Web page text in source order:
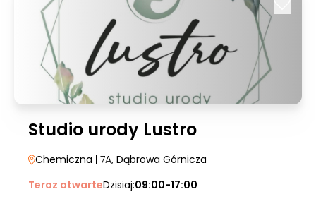
Studio urody Lustro
Chemiczna | 7A, Dąbrowa Górnicza
Teraz otwarteDzisiaj:09:00-17:00